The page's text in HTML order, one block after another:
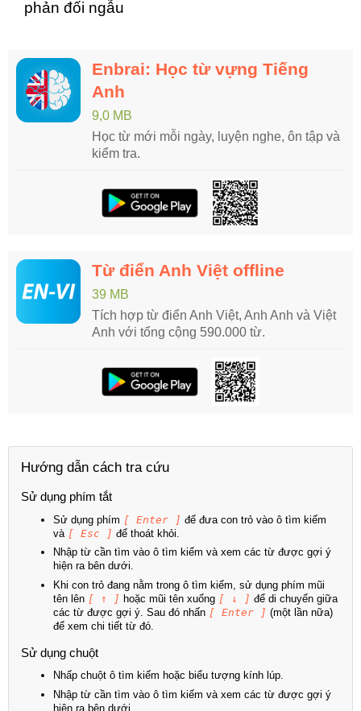
phản đối ngẫu
Enbrai: Học từ vựng Tiếng
Anh
9,0 MB
Học từ mới mỗi ngày, luyện nghe, ôn tập và
kiểm tra.
Từ điển Anh Việt offline
39 MB
Tích hợp từ điển Anh Việt, Anh Anh và Việt
Anh với tổng cộng 590.000 từ.
Hướng dẫn cách tra cứu
Sử dụng phím tắt
Sử dụng phím [ Enter ] để đưa con trỏ vào ô tìm kiếm
và [ Esc ] để thoát khỏi.
Nhập từ cần tìm vào ô tìm kiếm và xem các từ được gợi ý
hiện ra bên dưới.
Khi con trỏ đang nằm trong ô tìm kiếm, sử dụng phím mũi
tên lên [ ↑ ] hoặc mũi tên xuống [ ↓ ] để di chuyển giữa
các từ được gợi ý. Sau đó nhấn [ Enter ] (một lần nữa)
để xem chi tiết từ đó.
Sử dụng chuột
Nhấp chuột ô tìm kiếm hoặc biểu tượng kính lúp.
Nhập từ cần tìm vào ô tìm kiếm và xem các từ được gợi ý
hiện ra bên dưới.